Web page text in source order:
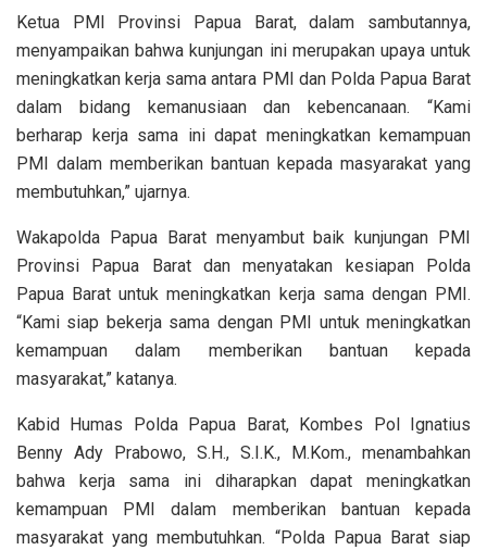
Ketua PMI Provinsi Papua Barat, dalam sambutannya,
menyampaikan bahwa kunjungan ini merupakan upaya untuk
meningkatkan kerja sama antara PMI dan Polda Papua Barat
dalam bidang kemanusiaan dan kebencanaan. “Kami
berharap kerja sama ini dapat meningkatkan kemampuan
PMI dalam memberikan bantuan kepada masyarakat yang
membutuhkan,” ujarnya.
Wakapolda Papua Barat menyambut baik kunjungan PMI
Provinsi Papua Barat dan menyatakan kesiapan Polda
Papua Barat untuk meningkatkan kerja sama dengan PMI.
“Kami siap bekerja sama dengan PMI untuk meningkatkan
kemampuan dalam memberikan bantuan kepada
masyarakat,” katanya.
Kabid Humas Polda Papua Barat, Kombes Pol Ignatius
Benny Ady Prabowo, S.H., S.I.K., M.Kom., menambahkan
bahwa kerja sama ini diharapkan dapat meningkatkan
kemampuan PMI dalam memberikan bantuan kepada
masyarakat yang membutuhkan. “Polda Papua Barat siap